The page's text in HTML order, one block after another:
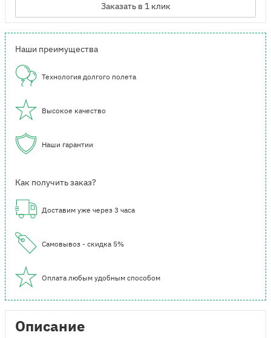
Заказать в 1 клик
Наши преимущества
Технология долгого полета
Высокое качество
Наши гарантии
Как получить заказ?
Доставим уже через 3 часа
Самовывоз - скидка 5%
Оплата любым удобным способом
Описание